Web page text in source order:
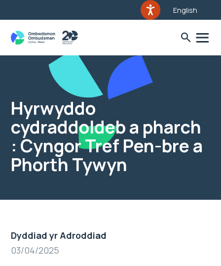
English
Hyrwyddo
cydraddoldeb a pharch
: Cyngor Tref Pen-bre a
Phorth Tywyn
Dyddiad yr Adroddiad
03/04/2025